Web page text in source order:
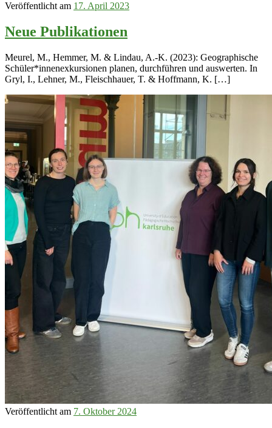
Veröffentlicht am 17. April 2023
Neue Publikationen
Meurel, M., Hemmer, M. & Lindau, A.-K. (2023): Geographische
Schüler*innenexkursionen planen, durchführen und auswerten. In
Gryl, I., Lehner, M., Fleischhauer, T. & Hoffmann, K. […]
Veröffentlicht am 7. Oktober 2024